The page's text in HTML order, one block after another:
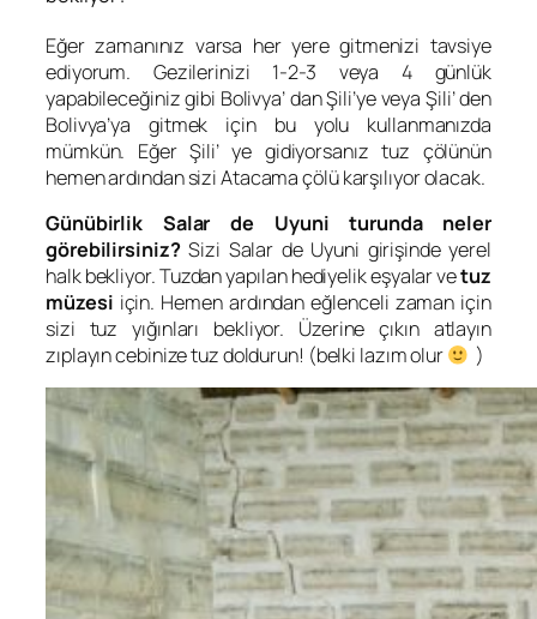
Eğer zamanınız varsa her yere gitmenizi tavsiye
ediyorum. Gezilerinizi 1-2-3 veya 4 günlük
yapabileceğiniz gibi Bolivya’ dan Şili’ye veya Şili’ den
Bolivya’ya gitmek için bu yolu kullanmanızda
mümkün. Eğer Şili’ ye gidiyorsanız tuz çölünün
hemen ardından sizi Atacama çölü karşılıyor olacak.
Günübirlik Salar de Uyuni turunda neler
görebilirsiniz?Sizi Salar de Uyuni girişinde yerel
halk bekliyor. Tuzdan yapılan hediyelik eşyalar vetuz
müzesi için. Hemen ardından eğlenceli zaman için
sizi tuz yığınları bekliyor. Üzerine çıkın atlayın
zıplayın cebinize tuz doldurun! (belki lazım olur
)